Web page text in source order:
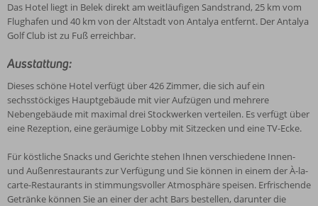
Das Hotel liegt in Belek direkt am weitläufigen Sandstrand, 25 km vom
Flughafen und 40 km von der Altstadt von Antalya entfernt. Der Antalya
Golf Club ist zu Fuß erreichbar.
Ausstattung:
Dieses schöne Hotel verfügt über 426 Zimmer, die sich auf ein
sechsstöckiges Hauptgebäude mit vier Aufzügen und mehrere
Nebengebäude mit maximal drei Stockwerken verteilen. Es verfügt über
eine Rezeption, eine geräumige Lobby mit Sitzecken und eine TV-Ecke.
Für köstliche Snacks und Gerichte stehen Ihnen verschiedene Innen-
und Außenrestaurants zur Verfügung und Sie können in einem der À-la-
carte-Restaurants in stimmungsvoller Atmosphäre speisen. Erfrischende
Getränke können Sie an einer der acht Bars bestellen, darunter die